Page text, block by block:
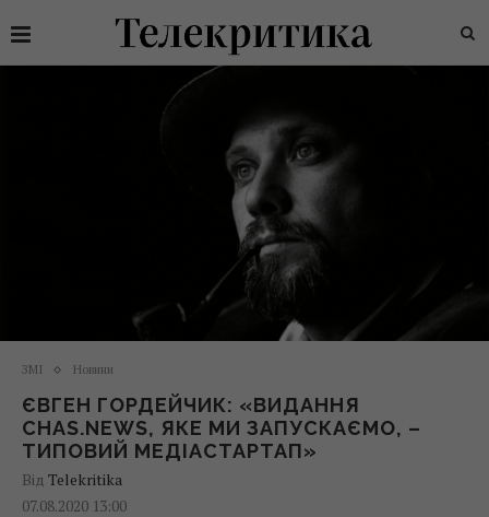
ЗМІ Новини
ЄВГЕН ГОРДЕЙЧИК: «ВИДАННЯ
CHAS.NEWS, ЯКЕ МИ ЗАПУСКАЄМО, –
ТИПОВИЙ МЕДІАСТАРТАП»
Від Telekritika
07.08.2020 13:00